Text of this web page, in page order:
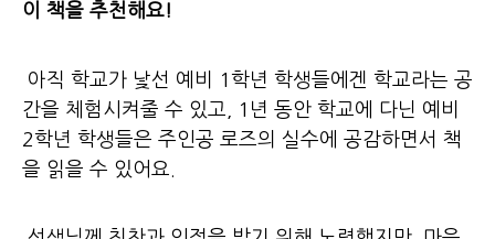
이 책을 추천해요!
아직 학교가 낯선 예비 1학년 학생들에겐 학교라는 공
간을 체험시켜줄 수 있고, 1년 동안 학교에 다닌 예비
2학년 학생들은 주인공 로즈의 실수에 공감하면서 책
을 읽을 수 있어요.